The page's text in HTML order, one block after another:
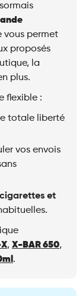
vous permet
proposés
la
plus.
flexible :
totale liberté
vos envois
et
.
, X-BAR 650,
.